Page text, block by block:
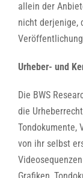
allein der
nicht derjenige,
Urheber- und
Die BWS
die
Tondokumente,
von ihr selbst